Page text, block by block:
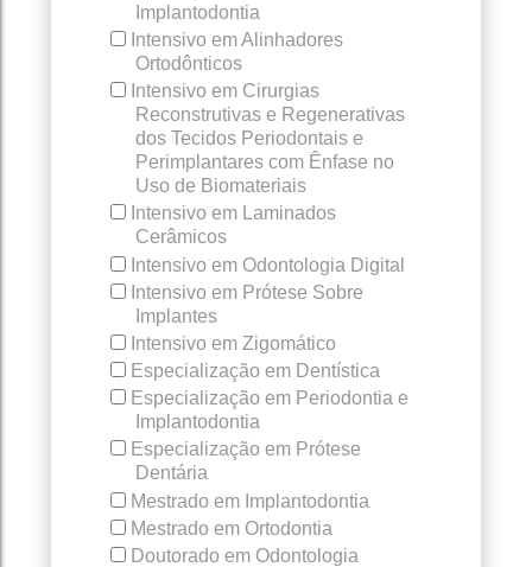
Implantodontia
Intensivo em Alinhadores
Ortodônticos
Intensivo em Cirurgias
Reconstrutivas e Regenerativas
dos Tecidos Periodontais e
Perimplantares com Ênfase no
Uso de Biomateriais
Intensivo em Laminados
Cerâmicos
Intensivo em Odontologia Digital
Intensivo em Prótese Sobre
Implantes
Intensivo em Zigomático
Especialização em Dentística
Especialização em Periodontia e
Implantodontia
Especialização em Prótese
Dentária
Mestrado em Implantodontia
Mestrado em Ortodontia
Doutorado em Odontologia